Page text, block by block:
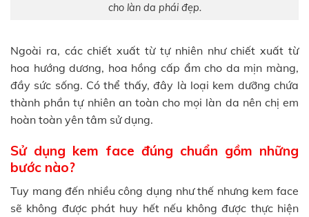
cho làn da phái đẹp.
Ngoài ra, các chiết xuất từ tự nhiên như chiết xuất từ
hoa hướng dương, hoa hồng cấp ẩm cho da mịn màng,
đầy sức sống. Có thể thấy, đây là loại kem dưỡng chứa
thành phần tự nhiên an toàn cho mọi làn da nên chị em
hoàn toàn yên tâm sử dụng.
Sử dụng kem face đúng chuẩn gồm những
bước nào?
Tuy mang đến nhiều công dụng như thế nhưng kem face
sẽ không được phát huy hết nếu không được thực hiện